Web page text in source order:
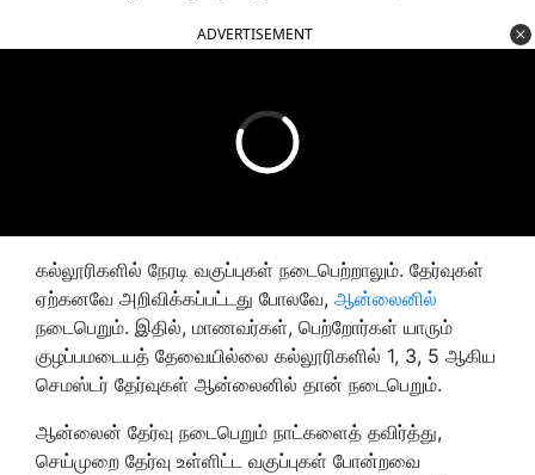
ADVERTISEMENT
கல்லூரிகளில் நேரடி வகுப்புகள் நடைபெற்றாலும். தேர்வுகள்
ஏற்கனவே அறிவிக்கப்பட்டது போலவே, ஆன்லைனில்
நடைபெறும். இதில், மாணவர்கள், பெற்றோர்கள் யாரும்
குழப்பமடையத் தேவையில்லை கல்லூரிகளில் 1, 3, 5 ஆகிய
செமஸ்டர் தேர்வுகள் ஆன்லைனில் தான் நடைபெறும்.
ஆன்லைன் தேர்வு நடைபெறும் நாட்களைத் தவிர்த்து,
செய்முறை தேர்வு உள்ளிட்ட வகுப்புகள் போன்றவை